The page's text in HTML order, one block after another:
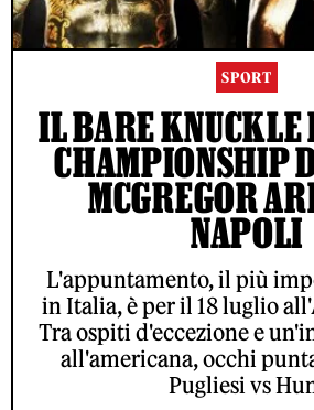
SPORT
IL BARE
CHAMPIONSHIP
MCGREGOR
NAPOLI
L'appuntamento, il più
in Italia, è per il 18 luglio
Tra ospiti d'eccezione e
all'americana, occhi
Pugliesi vs